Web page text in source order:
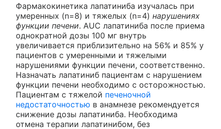
Фармакокинетика лапатиниба изучалась при
умеренных (n=8) и тяжелых (n=4) нарушениях
функции печени. AUC лапатиниба после приема
однократной дозы 100 мг внутрь
увеличивается приблизительно на 56% и 85% у
пациентов с умеренными и тяжелыми
нарушениями функции печени, соответственно.
Назначать лапатиниб пациентам с нарушением
функции печени необходимо с осторожностью.
Пациентам с тяжелой печеночной
недостаточностью в анамнезе рекомендуется
снижение дозы лапатиниба. Необходима
отмена терапии лапатинибом, без